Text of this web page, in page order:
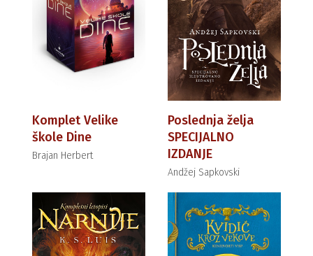
Komplet Velike
škole Dine
Brajan Herbert
Poslednja želja
SPECIJALNO
IZDANJE
Andžej Sapkovski